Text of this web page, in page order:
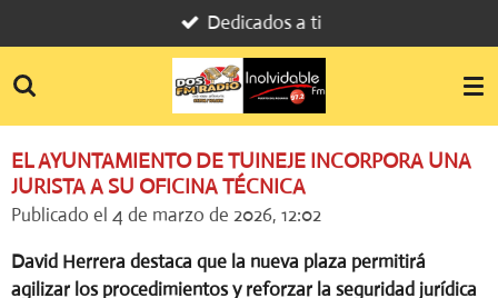
al
contenido
Dedicados a ti
EL AYUNTAMIENTO DE TUINEJE INCORPORA UNA
JURISTA A SU OFICINA TÉCNICA
Publicado el 4 de marzo de 2026, 12:02
David Herrera destaca que la nueva plaza permitirá
agilizar los procedimientos y reforzar la seguridad jurídica